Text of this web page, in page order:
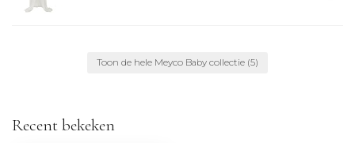
Toon de hele Meyco Baby collectie (5)
Recent bekeken